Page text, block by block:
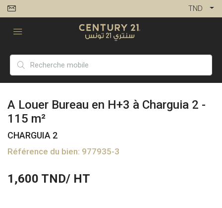
TND
A Louer Bureau en H+3 à Charguia 2 -
115 m²
CHARGUIA 2
Référence du bien: 977935-3
1,600 TND/ HT